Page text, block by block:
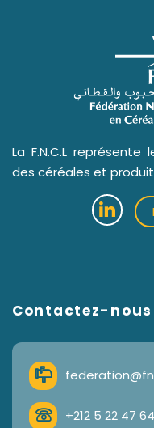
La F.N.C.L
des céréales et
Contactez-nous
+212 5 22 47